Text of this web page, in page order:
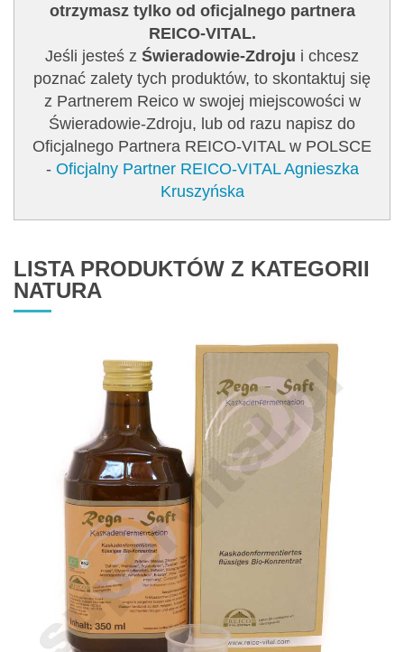
otrzymasz tylko od oficjalnego partnera
REICO-VITAL.
Jeśli jesteś z Świeradowie-Zdroju i chcesz
poznać zalety tych produktów, to skontaktuj się
z Partnerem Reico w swojej miejscowości w
Świeradowie-Zdroju, lub od razu napisz do
Oficjalnego Partnera REICO-VITAL w POLSCE
- Oficjalny Partner REICO-VITAL Agnieszka
Kruszyńska
LISTA PRODUKTÓW Z KATEGORII
NATURA